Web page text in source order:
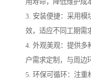
3. 安装便捷：采用模
效，适应不同工期需
4. 外观美观：提供多
户需求定制，与周边
5. 环保可循环：注重